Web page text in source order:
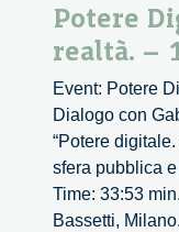
Potere
realtà. –
Event: Potere
Dialogo con
“Potere
sfera pubblica
Time: 33:53
Bassetti,